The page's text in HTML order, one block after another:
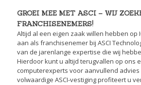
GROEI MEE MET ASCI – WIJ
FRANCHISENEMERS!
Altijd al een eigen zaak willen hebben op
aan als franchisenemer bij ASCI
van de jarenlange expertise die wij
Hierdoor kunt u altijd terugvallen op ons
computerexperts voor aanvullend advies
volwaardige ASCI-vestiging profiteert u